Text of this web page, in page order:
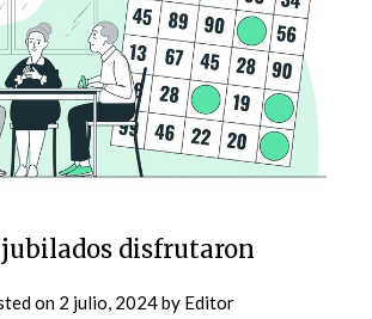
jubilados disfrutaron
on 2 julio, 2024by Editor